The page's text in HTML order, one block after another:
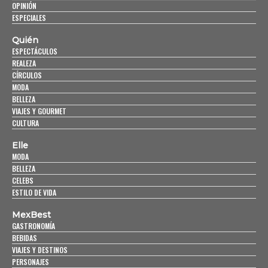
OPINIÓN
ESPECIALES
Quién
ESPECTÁCULOS
REALEZA
CÍRCULOS
MODA
BELLEZA
VIAJES Y GOURMET
CULTURA
Elle
MODA
BELLEZA
CELEBS
ESTILO DE VIDA
MexBest
GASTRONOMÍA
BEBIDAS
VIAJES Y DESTINOS
PERSONAJES